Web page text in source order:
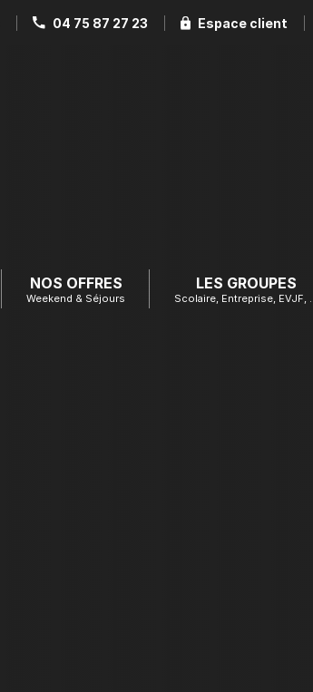
NOS OFFRES
Weekend & Séjours
LES GROUPES
Scolaire, Entreprise, EVJF, …
04 75 87 27 23 Espace client